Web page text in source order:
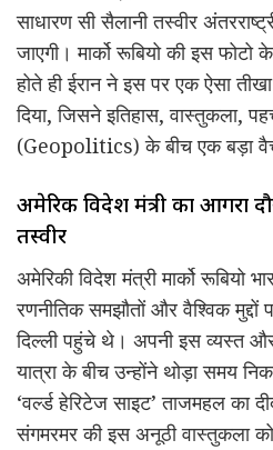
साधारण सी सैलानी तस्वीर
जाएगी। मार्को रूबियो की इस फोटो
होते ही ईरान ने इस पर एक ऐसा
दिया, जिसने इतिहास, वास्तुकला,
(Geopolitics) के बीच एक बड़ा
अमेरिकी विदेश मंत्री का आगरा
तस्वीर
अमेरिकी विदेश मंत्री मार्को रूबियो
रणनीतिक समझौतों और वैश्विक मुद्दों
दिल्ली पहुंचे थे। अपनी इस व्यस्त
यात्रा के बीच उन्होंने थोड़ा समय
‘वर्ल्ड हेरिटेज साइट’ ताजमहल का
संगमरमर की इस अनूठी वास्तुकला